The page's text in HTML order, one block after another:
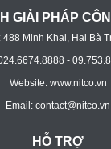
GIẢI PHÁP
488 Minh Khai, Hai Bà
-
Website: www.nitco.vn
Email: contact@nitco.vn
HỖ TRỢ